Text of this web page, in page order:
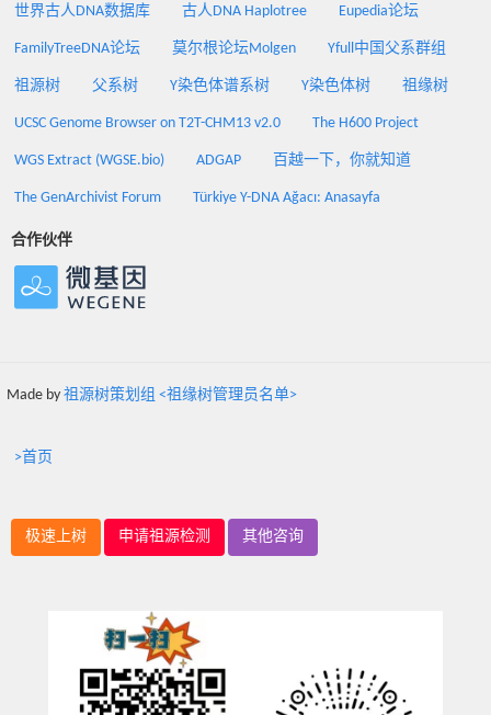
世界古人DNA数据库 古人DNA Haplotree Eupedia论坛
FamilyTreeDNA论坛 莫尔根论坛Molgen Yfull中国父系群组
祖源树 父系树 Y染色体谱系树 Y染色体树 祖缘树
UCSC Genome Browser on T2T-CHM13 v2.0 The H600 Project
WGS Extract (WGSE.bio) ADGAP 百越一下，你就知道
The GenArchivist Forum Türkiye Y-DNA Ağacı: Anasayfa
合作伙伴
Made by 祖源树策划组 <祖缘树管理员名单>
>首页
极速上树 申请祖源检测 其他咨询